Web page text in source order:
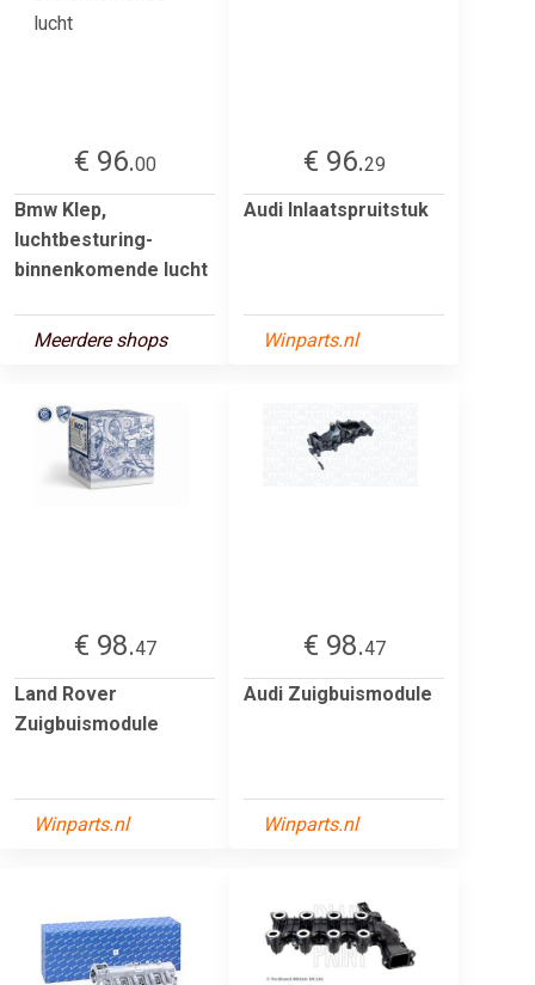
€ 96.00
Bmw Klep,
luchtbesturing-
binnenkomende lucht
Meerdere shops
€ 96.29
Audi Inlaatspruitstuk
Winparts.nl
€ 98.47
Land Rover
Zuigbuismodule
Winparts.nl
€ 98.47
Audi Zuigbuismodule
Winparts.nl